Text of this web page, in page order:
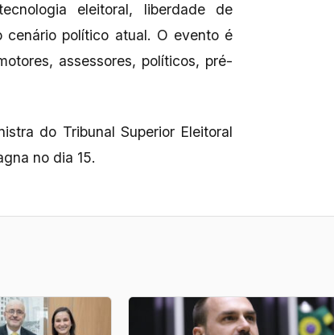
eleitoral, liberdade de
cenário político atual. O evento é
assessores, políticos, pré-
do Tribunal Superior Eleitoral
no dia 15.